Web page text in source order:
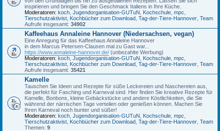
inspirieren und bringen Sie den Geschmack Italiens in Ihre Küche.
Moderatoren: koch Jugendorganisation-GUTuN Kochschule mpc
Tierschutzaktivist Kochbücher zum Download Tag-der-Tiere-Hannover Team
Aufrufe insgesamt: 34902
Kaffeehaus Annaleine Hannover (Niedersachsen, vegan)
Eine Anregung für das Kaffeehaus Annaleine Hannover
in dem Marcus Petersen-Clausen mal zu Gast war...
https://www.annaleine-hannover.de/ (unbezahlte Werbung)
Moderatoren: koch Jugendorganisation-GUTuN Kochschule mpc
Tierschutzaktivist Kochbücher zum Download Tag-der-Tiere-Hannover Team
Aufrufe insgesamt: 35421
Kamelle
Tauschen Sie Ideen und Rezepte für süße Leckereien und Naschereien aus,
die perfekt für Fasching und Karneval sind. Hier finden Sie kreative Rezepte für
Kamelle, Bonbons, kleine Gebäckstücke und andere Köstlichkeiten, die Sie
während der närrischen Tage verteilen oder genießen können. Machen Sie
Ihren Karneval noch bunter und süßer!
Moderatoren: koch Jugendorganisation-GUTuN Kochschule mpc
Tierschutzaktivist Kochbücher zum Download Tag-der-Tiere-Hannover Team
Themen: 9